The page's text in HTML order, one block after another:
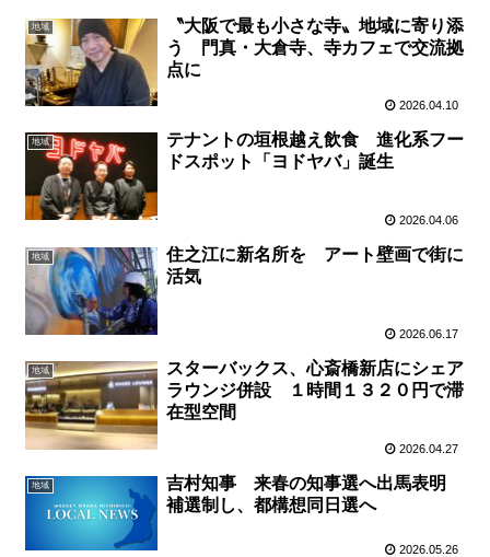
地域
〝大阪で最も小さな寺〟地域に寄り添
う 門真・大倉寺、寺カフェで交流拠
点に
2026.04.10
地域
テナントの垣根越え飲食 進化系フー
ドスポット「ヨドヤバ」誕生
2026.04.06
地域
住之江に新名所を アート壁画で街に
活気
2026.06.17
地域
スターバックス、心斎橋新店にシェア
ラウンジ併設 １時間１３２０円で滞
在型空間
2026.04.27
地域
吉村知事 来春の知事選へ出馬表明
補選制し、都構想同日選へ
2026.05.26